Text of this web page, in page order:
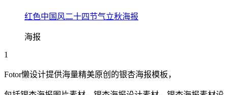
红色中国风二十四节气立秋海报
海报
1
Fotor懒设计提供海量精美原创的银杏海报模板，